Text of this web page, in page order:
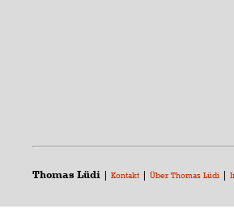
Thomas Lüdi | Kontakt | Über Thomas Lüdi |